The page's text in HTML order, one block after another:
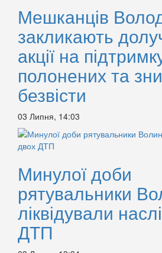
Мешканців
закликають
акції на
полонених та
безвісти
03 Липня, 14:03
Минулої доби
рятувальники
ліквідували
ДТП